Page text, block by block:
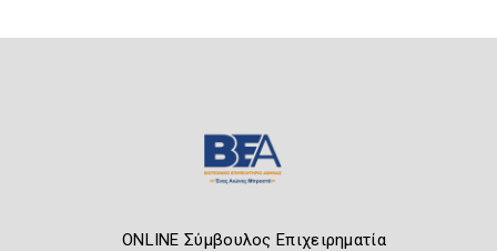
ONLINE Σύμβουλος Επιχειρηματία